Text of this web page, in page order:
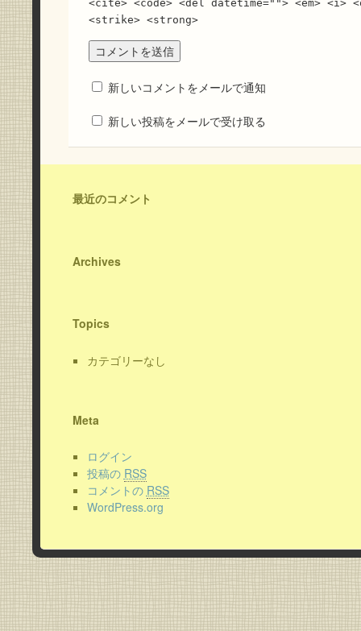
<cite> <code> <del datetime=""> <em> <i>
<strike> <strong>
新しいコメントをメールで通知
新しい投稿をメールで受け取る
最近のコメント
Archives
Topics
カテゴリーなし
Meta
ログイン
投稿の RSS
コメントの RSS
WordPress.org